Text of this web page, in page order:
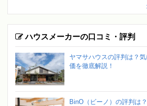
ハウスメーカーの口コミ・評判
ヤマサハウスの評判は？
価を徹底解説！
BinO（ビーノ）の評判は